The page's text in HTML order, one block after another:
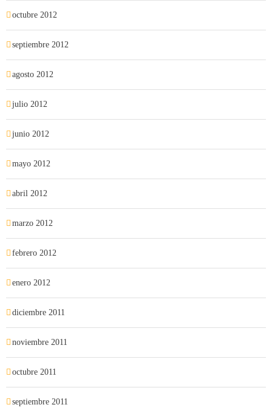
octubre 2012
septiembre 2012
agosto 2012
julio 2012
junio 2012
mayo 2012
abril 2012
marzo 2012
febrero 2012
enero 2012
diciembre 2011
noviembre 2011
octubre 2011
septiembre 2011